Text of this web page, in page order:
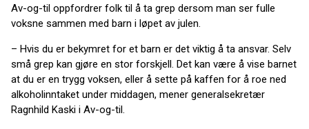
Av-og-til oppfordrer folk til å ta grep dersom man ser fulle
voksne sammen med barn i løpet av julen.
– Hvis du er bekymret for et barn er det viktig å ta ansvar. Selv
små grep kan gjøre en stor forskjell. Det kan være å vise barnet
at du er en trygg voksen, eller å sette på kaffen for å roe ned
alkoholinntaket under middagen, mener generalsekretær
Ragnhild Kaski i Av-og-til.